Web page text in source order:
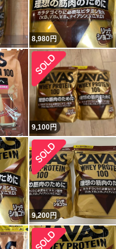
8,980円
9,100円
9,200円